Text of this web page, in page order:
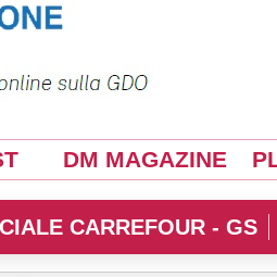
DM MAGAZINE
CARREFOUR - GS